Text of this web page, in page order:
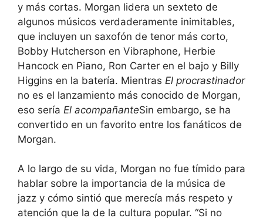
y más cortas. Morgan lidera un sexteto de
algunos músicos verdaderamente inimitables,
que incluyen un saxofón de tenor más corto,
Bobby Hutcherson en Vibraphone, Herbie
Hancock en Piano, Ron Carter en el bajo y Billy
Higgins en la batería. Mientras El procrastinador
no es el lanzamiento más conocido de Morgan,
eso sería El acompañanteSin embargo, se ha
convertido en un favorito entre los fanáticos de
Morgan.
A lo largo de su vida, Morgan no fue tímido para
hablar sobre la importancia de la música de
jazz y cómo sintió que merecía más respeto y
atención que la de la cultura popular. “Si no